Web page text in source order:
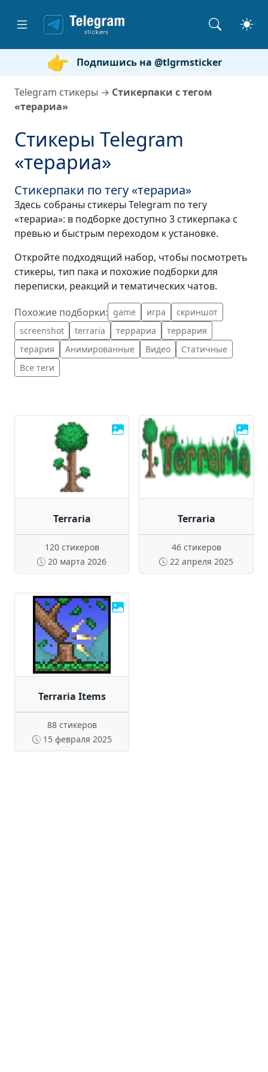
Подпишись на @tlgrmsticker
Telegram стикеры → Стикерпаки с тегом
«терариа»
Стикеры Telegram
«терариа»
Стикерпаки по тегу «терариа»
Здесь собраны стикеры Telegram по тегу
«терариа»: в подборке доступно 3 стикерпака с
превью и быстрым переходом к установке.
Откройте подходящий набор, чтобы посмотреть
стикеры, тип пака и похожие подборки для
переписки, реакций и тематических чатов.
Похожие подборки: game игра
скриншот
screenshot
terraria террариа
террария
терария
Анимированные Видео
Статичные
Все теги
Terraria
120 стикеров
20 марта 2026
Terraria
46 стикеров
22 апреля 2025
Terraria Items
88 стикеров
15 февраля 2025